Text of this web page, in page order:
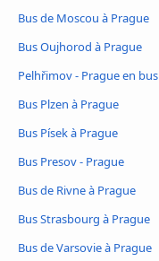
Bus de Moscou à Prague
Bus Oujhorod à Prague
Pelhřimov - Prague en bus
Bus Plzen à Prague
Bus Písek à Prague
Bus Presov - Prague
Bus de Rivne à Prague
Bus Strasbourg à Prague
Bus de Varsovie à Prague